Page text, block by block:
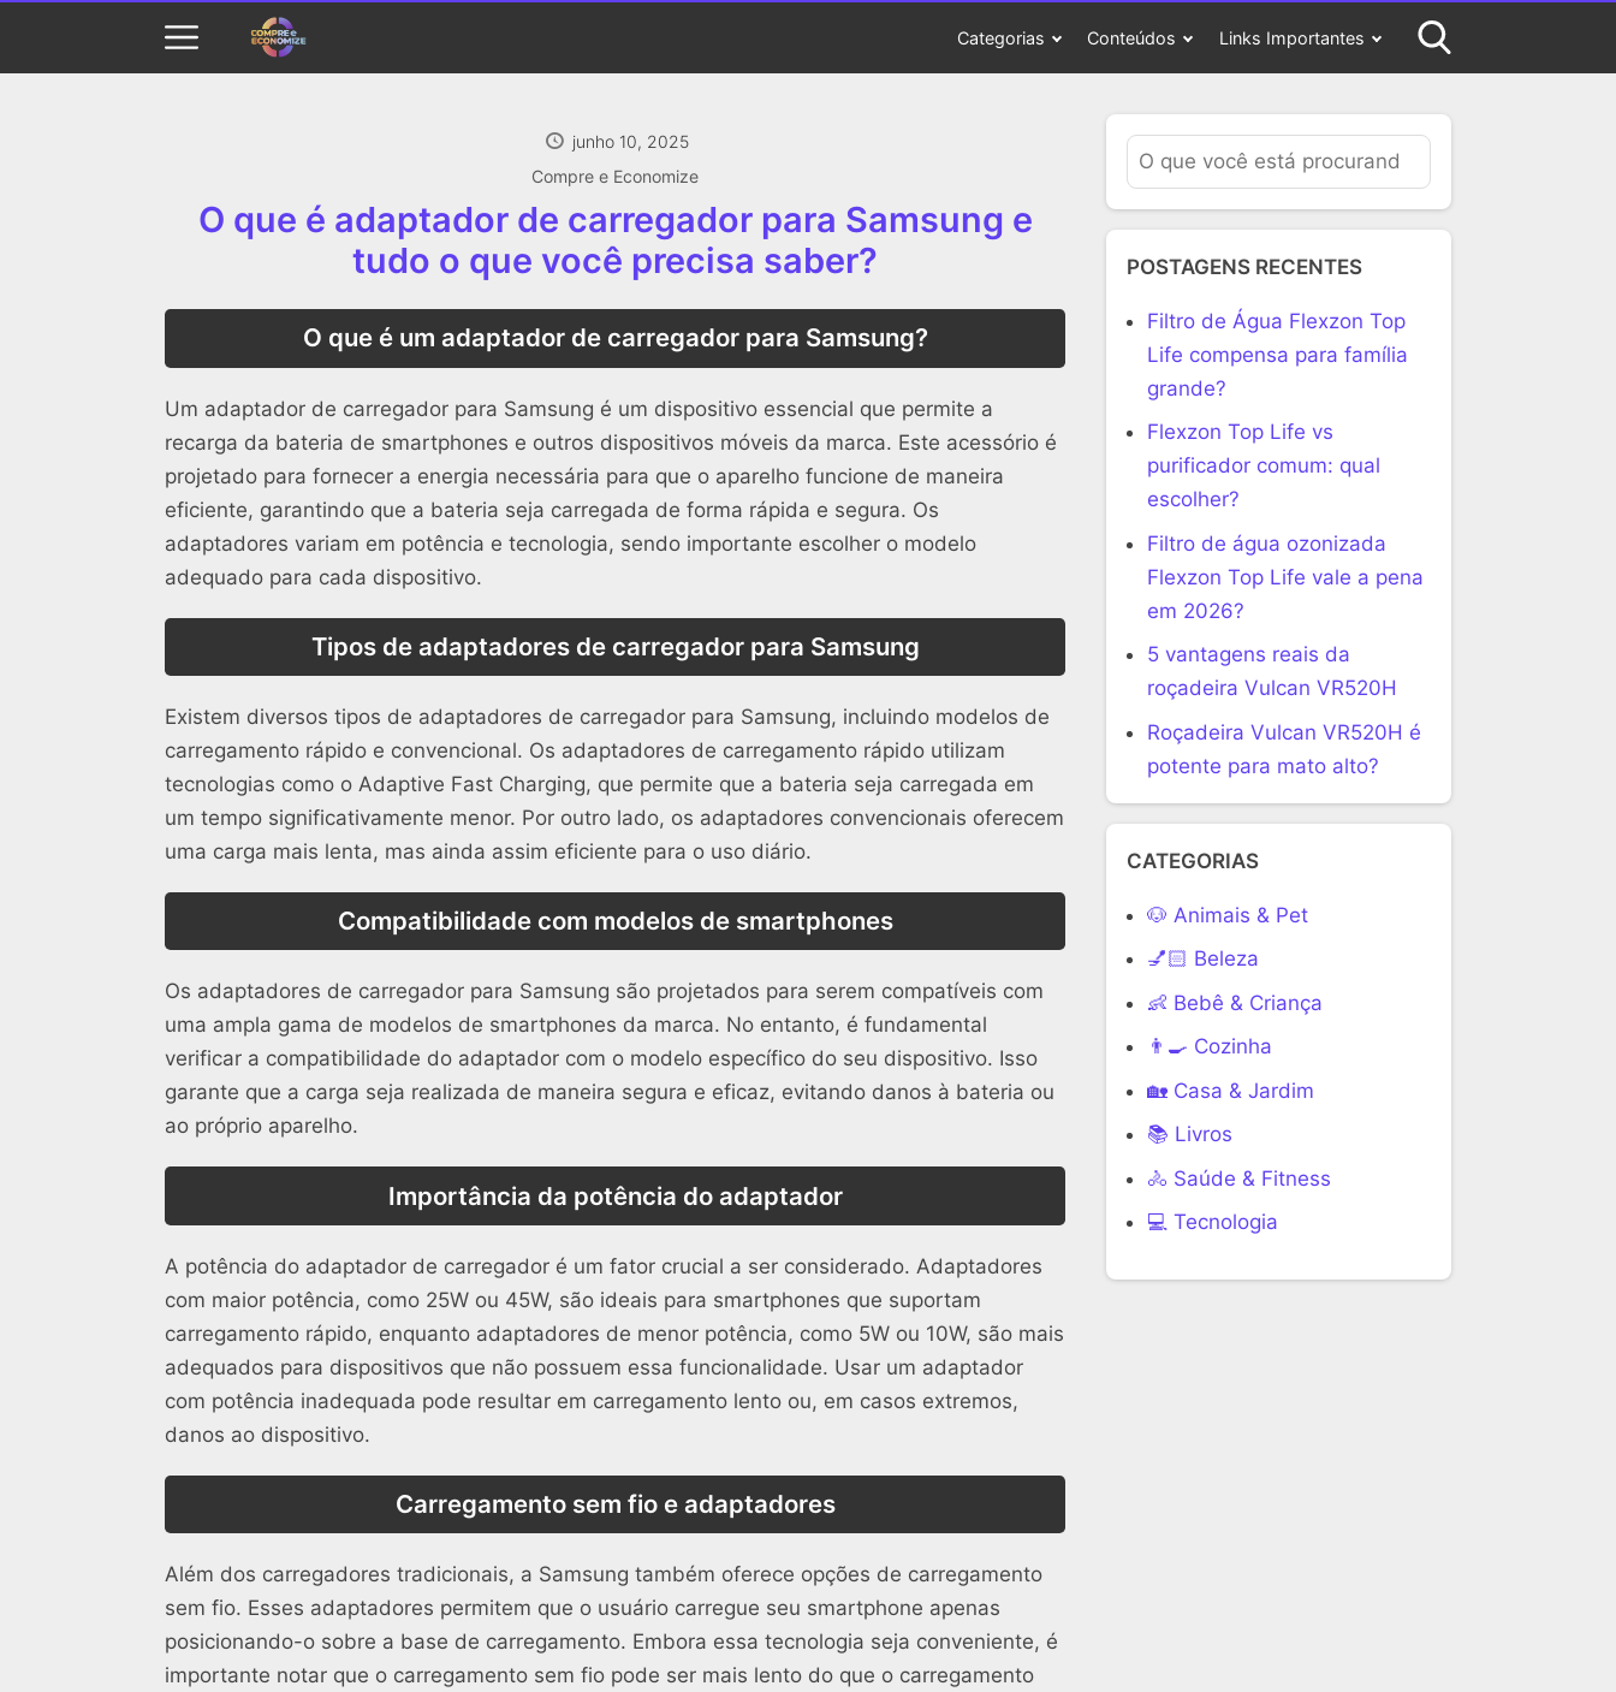
Categorias Conteúdos Links Importantes
junho 10, 2025
Compre e Economize
O que é adaptador de carregador para Samsung e
tudo o que você precisa saber?
O que é um adaptador de carregador para Samsung?
Um adaptador de carregador para Samsung é um dispositivo essencial que permite a
recarga da bateria de smartphones e outros dispositivos móveis da marca. Este acessório é
projetado para fornecer a energia necessária para que o aparelho funcione de maneira
eficiente, garantindo que a bateria seja carregada de forma rápida e segura. Os
adaptadores variam em potência e tecnologia, sendo importante escolher o modelo
adequado para cada dispositivo.
Tipos de adaptadores de carregador para Samsung
Existem diversos tipos de adaptadores de carregador para Samsung, incluindo modelos de
carregamento rápido e convencional. Os adaptadores de carregamento rápido utilizam
tecnologias como o Adaptive Fast Charging, que permite que a bateria seja carregada em
um tempo significativamente menor. Por outro lado, os adaptadores convencionais oferecem
uma carga mais lenta, mas ainda assim eficiente para o uso diário.
Compatibilidade com modelos de smartphones
Os adaptadores de carregador para Samsung são projetados para serem compatíveis com
uma ampla gama de modelos de smartphones da marca. No entanto, é fundamental
verificar a compatibilidade do adaptador com o modelo específico do seu dispositivo. Isso
garante que a carga seja realizada de maneira segura e eficaz, evitando danos à bateria ou
ao próprio aparelho.
Importância da potência do adaptador
A potência do adaptador de carregador é um fator crucial a ser considerado. Adaptadores
com maior potência, como 25W ou 45W, são ideais para smartphones que suportam
carregamento rápido, enquanto adaptadores de menor potência, como 5W ou 10W, são mais
adequados para dispositivos que não possuem essa funcionalidade. Usar um adaptador
com potência inadequada pode resultar em carregamento lento ou, em casos extremos,
danos ao dispositivo.
Carregamento sem fio e adaptadores
Além dos carregadores tradicionais, a Samsung também oferece opções de carregamento
sem fio. Esses adaptadores permitem que o usuário carregue seu smartphone apenas
posicionando-o sobre a base de carregamento. Embora essa tecnologia seja conveniente, é
importante notar que o carregamento sem fio pode ser mais lento do que o carregamento
POSTAGENS RECENTES
Filtro de Água Flexzon Top
Life compensa para família
grande?
Flexzon Top Life vs
purificador comum: qual
escolher?
Filtro de água ozonizada
Flexzon Top Life vale a pena
em 2026?
5 vantagens reais da
roçadeira Vulcan VR520H
Roçadeira Vulcan VR520H é
potente para mato alto?
CATEGORIAS
🐶 Animais & Pet
💅🏻 Beleza
👶 Bebê & Criança
👨‍🍳 Cozinha
🏡 Casa & Jardim
📚 Livros
🚴 Saúde & Fitness
‍💻 Tecnologia